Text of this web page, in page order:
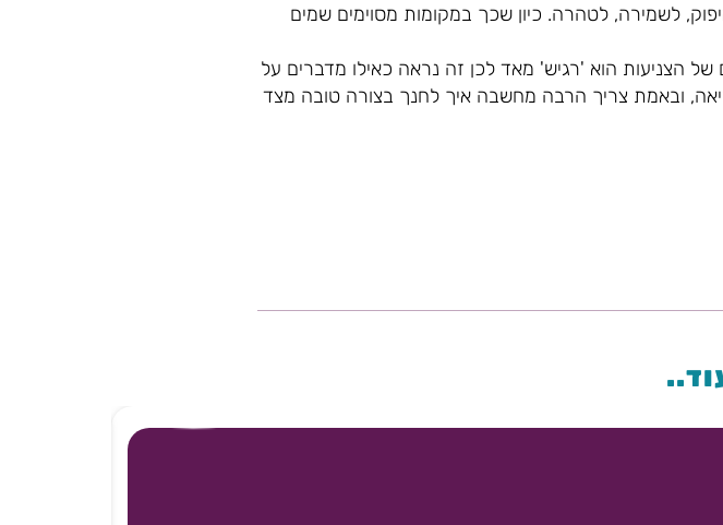
לשמירה, לטהרה. כיון שכך במקומות מסוימים שמים
הצניעות הוא 'רגיש' מאד לכן זה נראה כאילו מדברים על
ובאמת צריך הרבה מחשבה איך לחנך בצורה טובה מצד